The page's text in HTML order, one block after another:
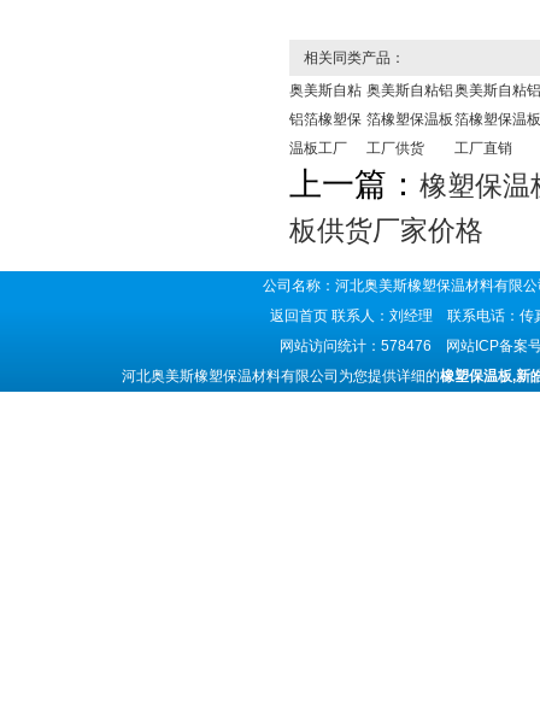
相关同类产品：
奥美斯自粘
铝箔橡塑保
温板工厂
奥美斯自粘铝
箔橡塑保温板
工厂供货
奥美斯自粘铝
箔橡塑保温板
工厂直销
上一篇： 橡塑保温
板供货厂家价格
公司名称：河北奥美斯橡塑保温材料有
返回首页 联系人：刘经理 联系电话：
网站访问统计：578476 网站ICP备案
河北奥美斯橡塑保温材料有限公司为您提供详细的橡塑保温板,新